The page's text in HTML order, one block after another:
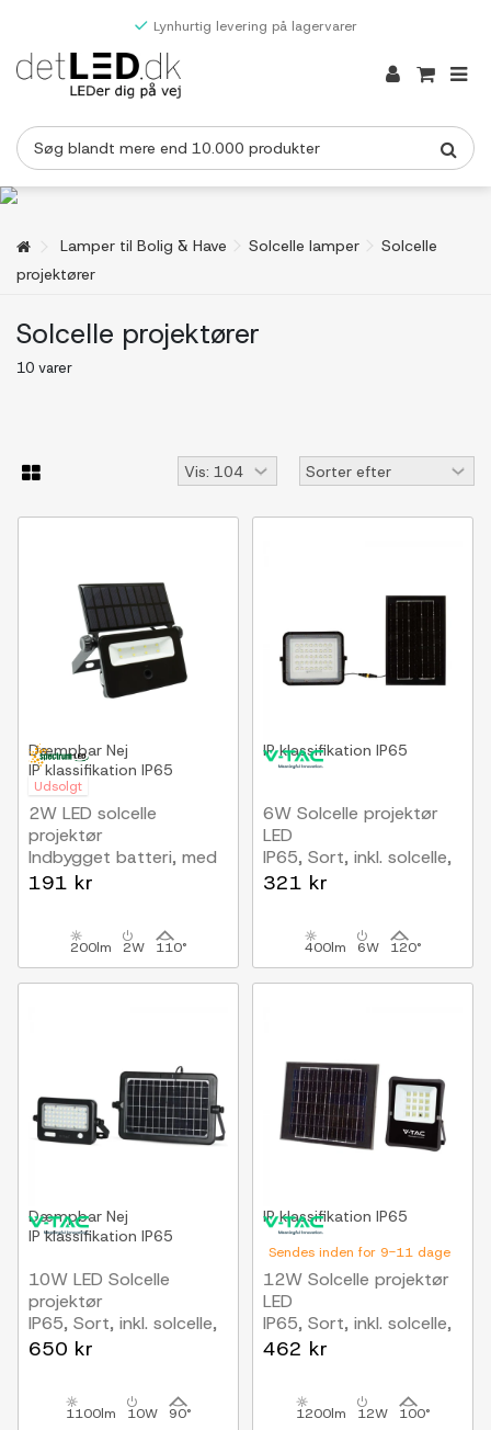
Lynhurtig levering på lagervarer
Lamper til Bolig & Have Solcelle lamper
Solcelle
projektører
Solcelle projektører
10 varer
Udsolgt
Dæmpbar Nej
IP klassifikation IP65
2W LED solcelle
projektør
Indbygget batteri, med
sensor, udendørs,
191 kr
200lm 2W 110°
IP klassifikation IP65
6W Solcelle projektør
LED
IP65, Sort, inkl. solcelle,
fjernbetjening,
321 kr
400lm 6W 120°
Dæmpbar Nej
IP klassifikation IP65
10W LED Solcelle
projektør
IP65, Sort, inkl. solcelle,
sensor
650 kr
1100lm 10W 90°
Sendes inden for 9-11 dage
IP klassifikation IP65
12W Solcelle projektør
LED
IP65, Sort, inkl. solcelle,
fjernbetjening
462 kr
1200lm 12W 100°